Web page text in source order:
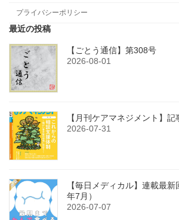
プライバシーポリシー
最近の投稿
【ごとう通信】第308号
2026-08-01
【月刊ケアマネジメント】
2026-07-31
【毎日メディカル】連載最
年7月）
2026-07-07